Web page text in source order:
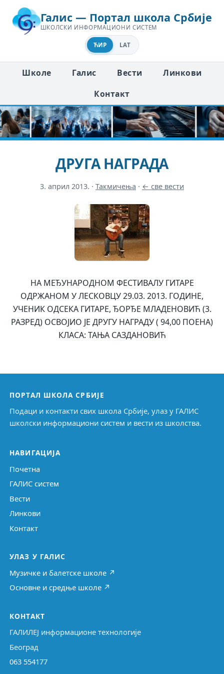
Галис — Портал школа Србије
ШКОЛСКИ ИНФОРМАЦИОНИ СИСТЕМ
ЋИР LAT
Школе Галис Вести
Линкови
Контакт
ДРУГА НАГРАДА
3. април 2013. · Такмичења · ← све вести
НА МЕЂУНАРОДНОМ ФЕСТИВАЛУ ГИТАРЕ
ОДРЖАНОМ У ЛЕСКОВЦУ 29.03. 2013. ГОДИНЕ,
УЧЕНИК ОДСЕКА ГИТАРЕ, ЂОРЂЕ МЛАДЕНОВИЋ (3.
РАЗРЕД) ОСВОЈИО ЈЕ ДРУГУ НАГРАДУ ( 94,00 ПОЕНА)
КЛАСА: ТАЊА САЗДАНОВИЋ
ПОРТАЛ ШКОЛА СРБИЈЕ
Подаци и контакти свих школа Србије, улаз у ГАЛИС
школски информациони систем и вести из школства.
НАВИГАЦИЈА
Почетна
ГАЛИС систем
Вести
Линкови
Контакт
УЛАЗ У ГАЛИС
Музичке и балетске школе ↗
Основне и средње школе ↗
КОНТАКТ
ГАЛИЛЕЈ информационе технологије
Београд
063 554177